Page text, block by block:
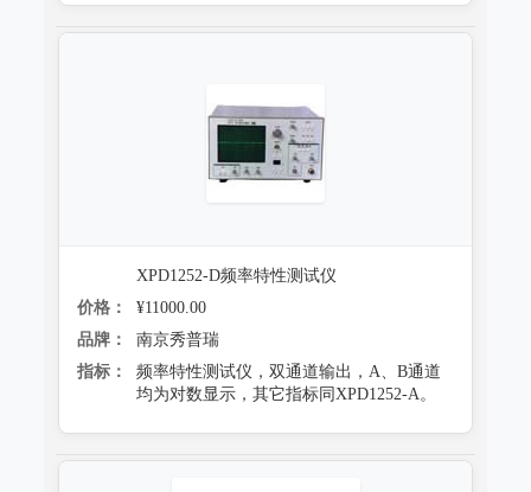
XPD1252-D频率特性测试仪
价格：
¥11000.00
品牌：
南京秀普瑞
指标：
频率特性测试仪，双通道输出，A、B通道
均为对数显示，其它指标同XPD1252-A。